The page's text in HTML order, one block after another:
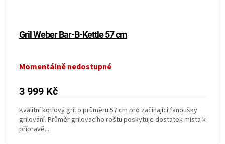
Gril Weber Bar-B-Kettle 57 cm
Momentálně nedostupné
3 999 Kč
Kvalitní kotlový gril o průměru 57 cm pro začínající fanoušky
grilování. Průměr grilovacího roštu poskytuje dostatek místa k
přípravě...